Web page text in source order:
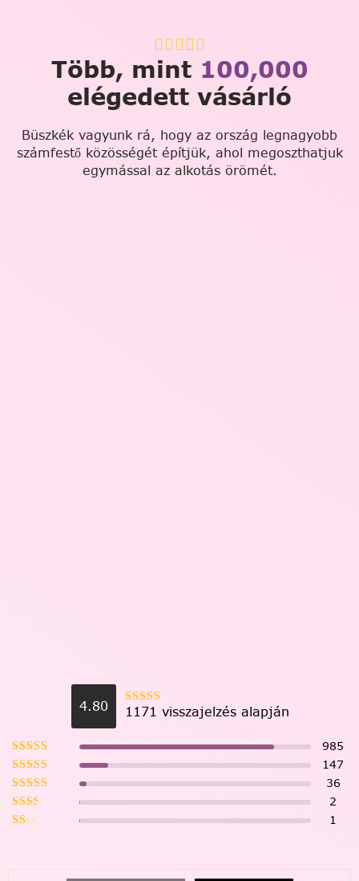
Több, mint 100,000
elégedett vásárló
Büszkék vagyunk rá, hogy az ország legnagyobb
számfestő közösségét építjük, ahol megoszthatjuk
egymással az alkotás örömét.
4.80 1171 visszajelzés alapján
985
147
36
2
1